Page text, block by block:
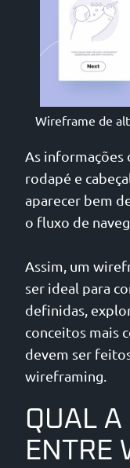
Wireframe de
As informações
rodapé e
aparecer bem
o fluxo de
Assim, um
ser ideal para
definidas,
conceitos mais
devem ser
wireframing.
QUAL A
ENTRE